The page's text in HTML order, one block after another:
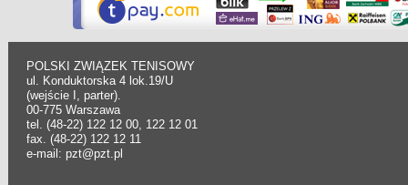
POLSKI ZWIĄZEK TENISOWY
ul. Konduktorska 4 lok.19/U
(wejście I, parter).
00-775 Warszawa
tel. (48-22) 122 12 00, 122 12 01
fax. (48-22) 122 12 11
e-mail: pzt@pzt.pl